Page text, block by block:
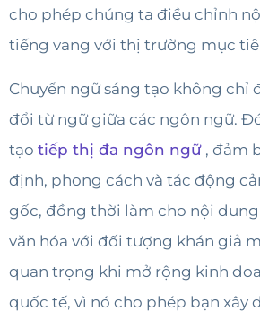
cho phép chúng ta điều chỉnh
tiếng vang với thị trường mục
Chuyển ngữ sáng tạo không chỉ
đổi từ ngữ giữa các ngôn ngữ.
tạo tiếp thị đa ngôn ngữ , đảm
định, phong cách và tác động
gốc, đồng thời làm cho nội
văn hóa với đối tượng khán giả
quan trọng khi mở rộng kinh
quốc tế, vì nó cho phép bạn xây